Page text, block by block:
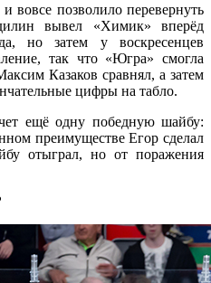
вовсе позволило перевернуть
вывел «Химик» вперёд
но затем у воскресенцев
так что «Югра» смогла
Казаков сравнял, а затем
цифры на табло.
ещё одну победную шайбу:
преимуществе Егор сделал
отыграл, но от поражения